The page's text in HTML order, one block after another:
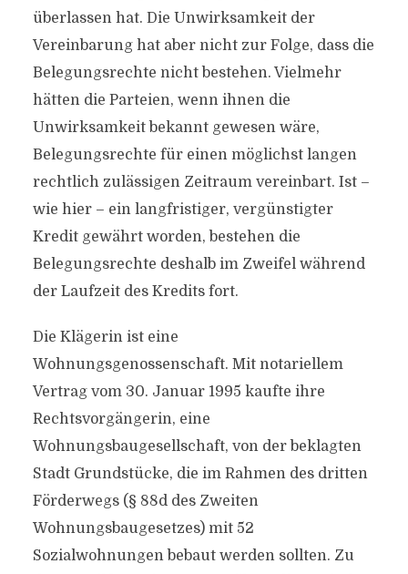
überlassen hat. Die Unwirksamkeit der
Vereinbarung hat aber nicht zur Folge, dass die
Belegungsrechte nicht bestehen. Vielmehr
hätten die Parteien, wenn ihnen die
Unwirksamkeit bekannt gewesen wäre,
Belegungsrechte für einen möglichst langen
rechtlich zulässigen Zeitraum vereinbart. Ist –
wie hier – ein langfristiger, vergünstigter
Kredit gewährt worden, bestehen die
Belegungsrechte deshalb im Zweifel während
der Laufzeit des Kredits fort.
Die Klägerin ist eine
Wohnungsgenossenschaft. Mit notariellem
Vertrag vom 30. Januar 1995 kaufte ihre
Rechtsvorgängerin, eine
Wohnungsbaugesellschaft, von der beklagten
Stadt Grundstücke, die im Rahmen des dritten
Förderwegs (§ 88d des Zweiten
Wohnungsbaugesetzes) mit 52
Sozialwohnungen bebaut werden sollten. Zu